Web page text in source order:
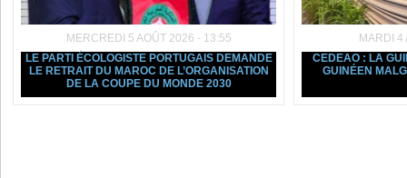
MERCREDI 5 AOÛT 2026 - 13:55
LE PARTI ÉCOLOGISTE PORTUGAIS DEMANDE
LE RETRAIT DU MAROC DE L’ORGANISATION
DE LA COUPE DU MONDE 2030
MARDI 4
CEDEAO : LA
GUINÉEN